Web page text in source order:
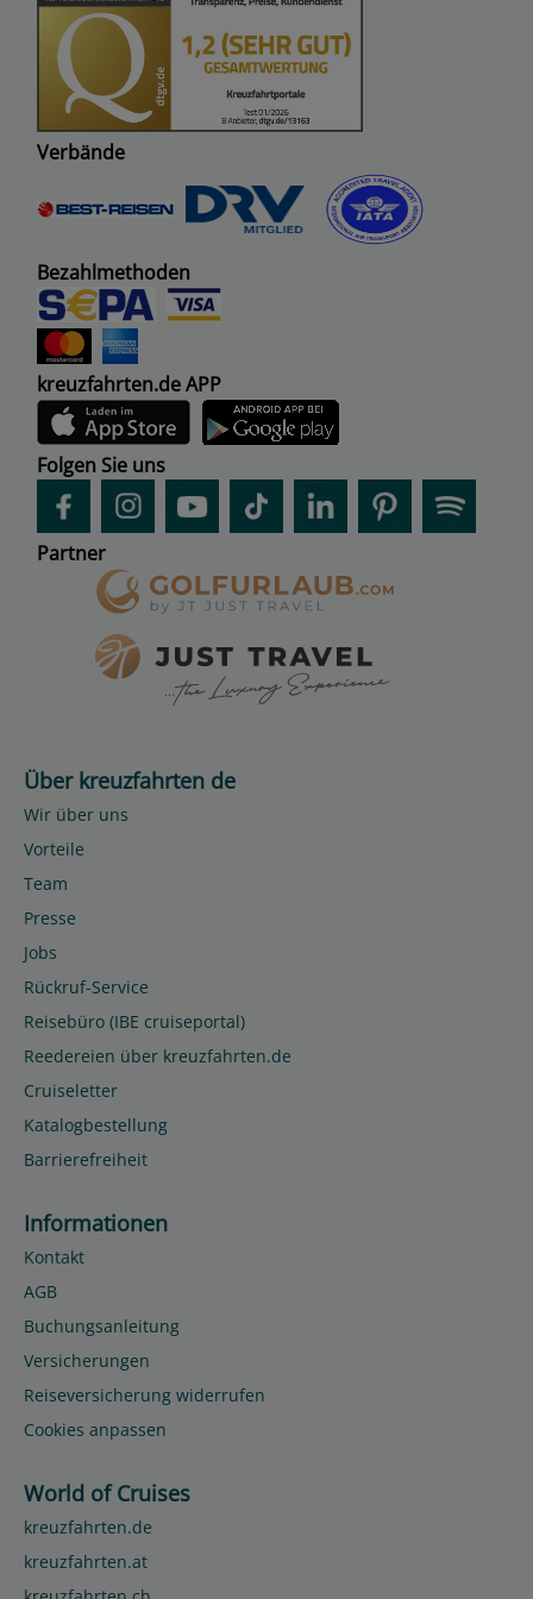
Verbände
Bezahlmethoden
kreuzfahrten.de APP
Folgen Sie uns
Partner
Über kreuzfahrten de
Wir über uns
Vorteile
Team
Presse
Jobs
Rückruf-Service
Reisebüro (IBE cruiseportal)
Reedereien über kreuzfahrten.de
Cruiseletter
Katalogbestellung
Barrierefreiheit
Informationen
Kontakt
AGB
Buchungsanleitung
Versicherungen
Reiseversicherung widerrufen
Cookies anpassen
World of Cruises
kreuzfahrten.de
kreuzfahrten.at